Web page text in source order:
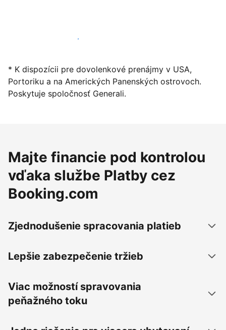
Začať ponúkať svoje ubytovanie
* K dispozícii pre dovolenkové prenájmy v USA,
Portoriku a na Amerických Panenských ostrovoch.
Poskytuje spoločnosť Generali.
Majte financie pod kontrolou
vďaka službe Platby cez
Booking.com
Zjednodušenie spracovania platieb
Lepšie zabezpečenie tržieb
Viac možností spravovania
peňažného toku